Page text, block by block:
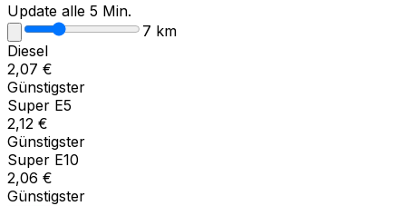
Update alle 5 Min.
7 km
Diesel
2,07 €
Günstigster
Super E5
2,12 €
Günstigster
Super E10
2,06 €
Günstigster